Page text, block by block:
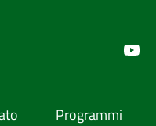
Programmi